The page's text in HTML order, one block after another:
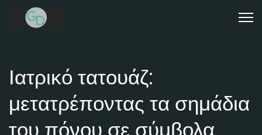
Ιατρικό τατουάζ:
μετατρέποντας τα σημάδια